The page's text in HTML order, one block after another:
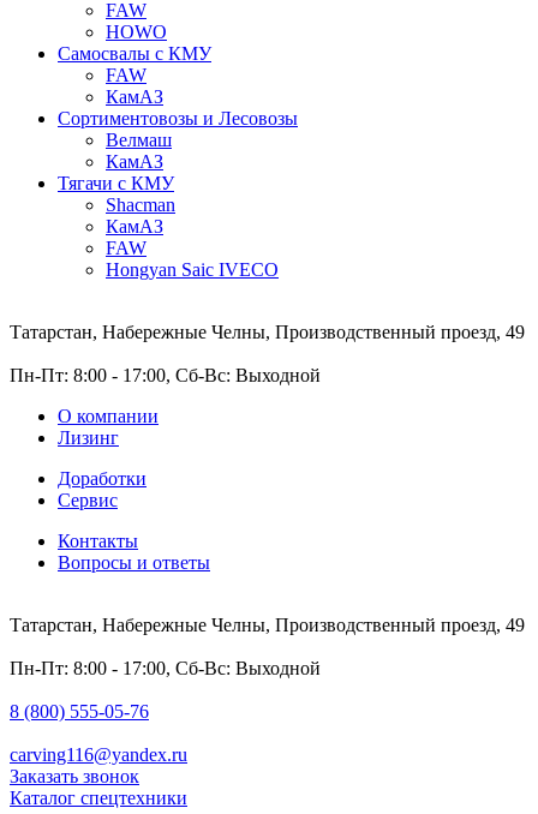
FAW
HOWO
Самосвалы с КМУ
FAW
КамАЗ
Сортиментовозы и Лесовозы
Велмаш
КамАЗ
Тягачи с КМУ
Shacman
КамАЗ
FAW
Hongyan Saic IVECO
Татарстан, Набережные Челны, Производственный проезд, 49
Пн-Пт: 8:00 - 17:00, Сб-Вс: Выходной
О компании
Лизинг
Доработки
Сервис
Контакты
Вопросы и ответы
Татарстан, Набережные Челны, Производственный проезд, 49
Пн-Пт: 8:00 - 17:00, Сб-Вс: Выходной
8 (800) 555-05-76
carving116@yandex.ru
Заказать звонок
Каталог спецтехники